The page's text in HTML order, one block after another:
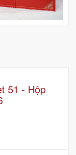
51 - Hộp